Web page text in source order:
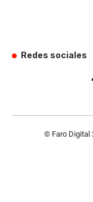
Redes sociales
© Faro Digital